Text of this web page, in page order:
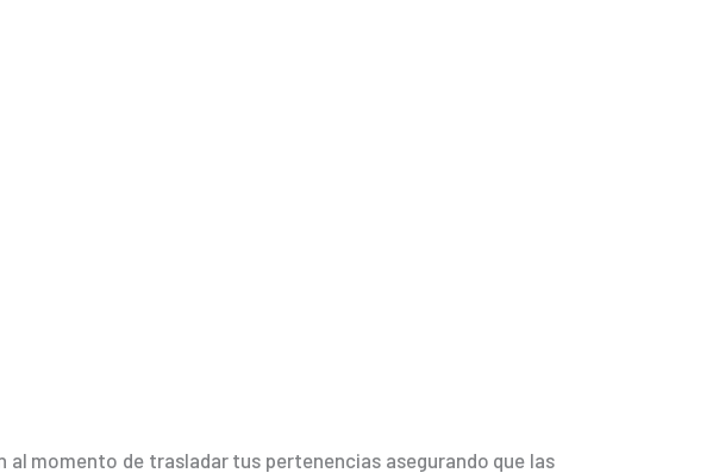
al momento de trasladar tus pertenencias asegurando que las